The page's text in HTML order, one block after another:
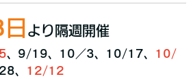
より隔週開催
、9/19、10／3、10/17、
10/
、 12/12